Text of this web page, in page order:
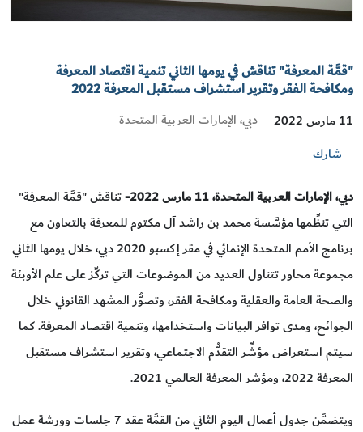
"قمَّة المعرفة" تناقش في يومها الثاني تنمية اقتصاد المعرفة
ومكافحة الفقر وتقرير استشراف مستقبل المعرفة 2022
11 مارس 2022
دبي، الإمارات العربية المتحدة
شارك
دبي، الإمارات العربية المتحدة،11مارس2022
-تناقش "قمَّة المعرفة"
التي تنظِّمها مؤسَّسة محمد بن راشد آل مكتوم للمعرفة بالتعاون مع
برنامج الأمم المتحدة الإنمائي في مقر إكسبو 2020 دبي، خلال يومها الثاني
مجموعة محاور تتناول العديد من الموضوعات التي تركِّز على علم الأوبئة
والصحة العامة والعقلية ومكافحة الفقر، وتصوُّر المشهد القانوني خلال
الجوائح، ومدى توافر البيانات واستخدامها، وتنمية اقتصاد المعرفة. كما
سيتم استعراض مؤشِّر التقدُّم الاجتماعي، وتقرير استشراف مستقبل
المعرفة 2022، ومؤشر المعرفة العالمي 2021.
ويتضمَّن جدول أعمال اليوم الثاني من القمَّة عقد 7 جلسات وورشة عمل